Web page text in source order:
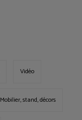
Vidéo
Mobilier, stand, décors